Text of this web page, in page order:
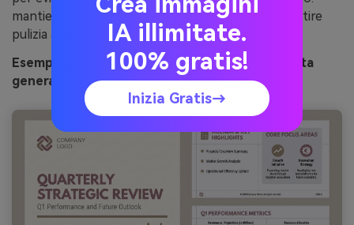
mantieni i grafici al massimo a due colori per garantire
pulizia al template.
Esempio di immagine di ufficio prugna affumicata
generata con media.io
IA illimitate.
100% gratis!
Inizia Gratis→